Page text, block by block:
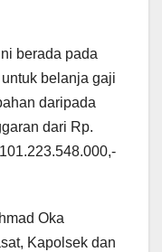
berada pada
belanja gaji
daripada
dari Rp.
Oka
Kapolsek dan